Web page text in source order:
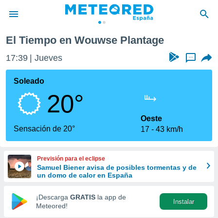
de
por
que se
calidad.
a este
las
y
forma
digital
basada
El Tiempo en Wouwse Plantage
17:39 Jueves ...
Soleado
20°
Sensación de 20°
Oeste
17
43 km/h
Previsión para el eclipse
Samuel Biener avisa de posibles tormentas y de
un domo de calor en España
¡Descarga GRATIS la app de
Meteored!
Instalar